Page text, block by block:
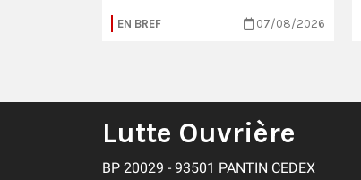
EN BREF 07/08/2026
Lutte Ouvrière
BP 20029 - 93501 PANTIN CEDEX